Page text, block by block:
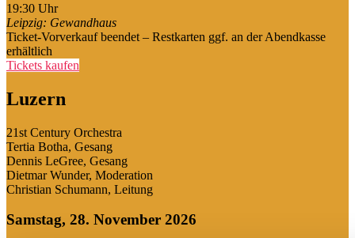
19:30 Uhr
Leipzig: Gewandhaus
Ticket-Vorverkauf beendet – Restkarten ggf. an der Abendkasse
erhältlich
Tickets kaufen
Luzern
21st Century Orchestra
Tertia Botha, Gesang
Dennis LeGree, Gesang
Dietmar Wunder, Moderation
Christian Schumann, Leitung
Samstag, 28. November 2026